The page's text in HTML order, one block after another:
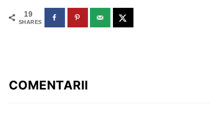
19
SHARES
COMENTARII